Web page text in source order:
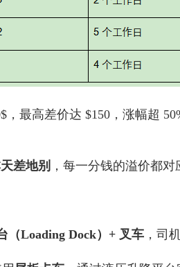
最高差价达 $150，涨幅超
差地别 ，每一分钱的溢价都
（Loading Dock）+ 叉车 ，司